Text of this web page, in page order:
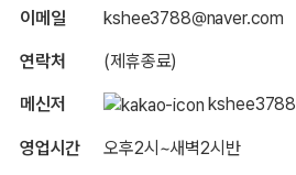
이메일 kshee3788@naver.com
연락처 (제휴종료)
메신저 kshee3788
영업시간 오후2시~새벽2시반